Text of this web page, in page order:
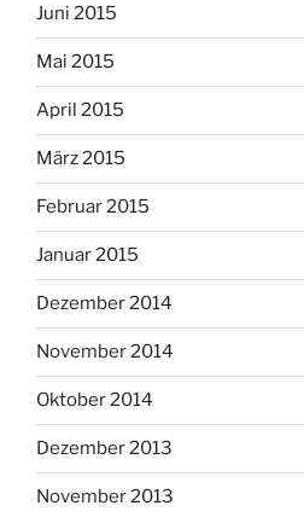
Juni 2015
Mai 2015
April 2015
März 2015
Februar 2015
Januar 2015
Dezember 2014
November 2014
Oktober 2014
Dezember 2013
November 2013